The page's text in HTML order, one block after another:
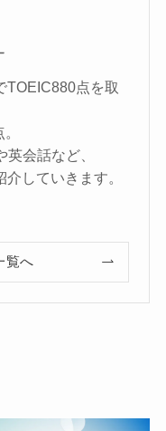
TOEIC880点を取
会話など、
していきます。
覧へ